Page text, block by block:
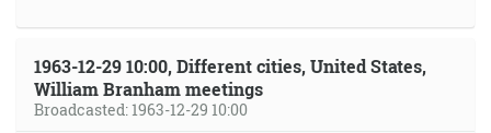
1963-12-29 10:00, Different cities, United States,
William Branham meetings
Broadcasted: 1963-12-29 10:00